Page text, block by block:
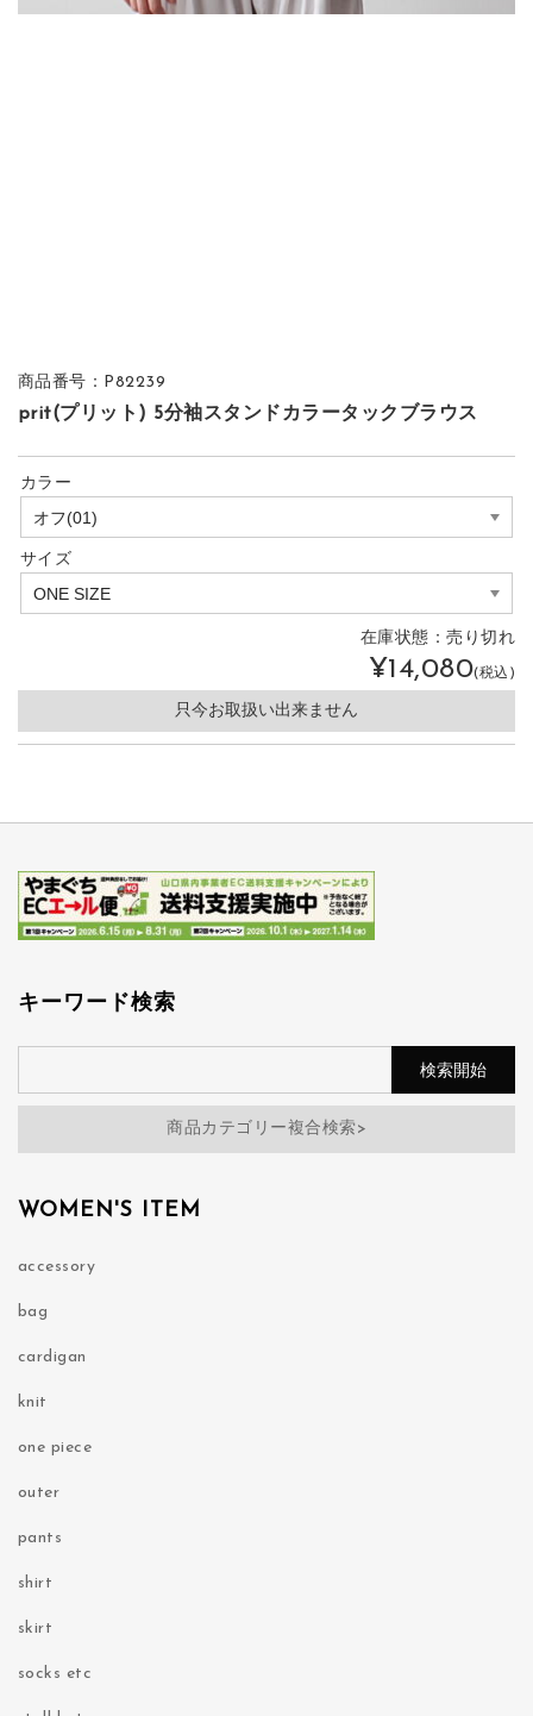
商品番号：P82239
prit(プリット) 5分袖スタンドカラータックブラウス
カラー
サイズ
在庫状態：売り切れ
¥14,080(税込)
只今お取扱い出来ません
キーワード検索
商品カテゴリー複合検索>
WOMEN'S ITEM
accessory
bag
cardigan
knit
one piece
outer
pants
shirt
skirt
socks etc